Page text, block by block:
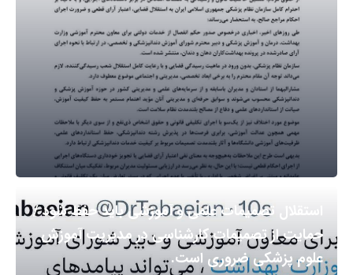
استقلال تصمیمات علمی و آموزشی باید حفظ شود /
حمایت از تصمیمات کارشناسی در مدیریت آموزش
علوم پزشکی ضروری است.